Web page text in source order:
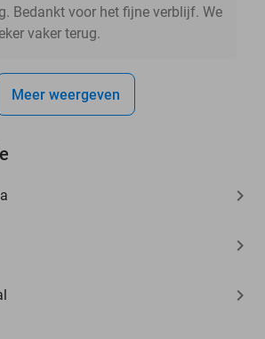
Bedankt voor het fijne verblijf. We
vaker terug.
Meer weergeven